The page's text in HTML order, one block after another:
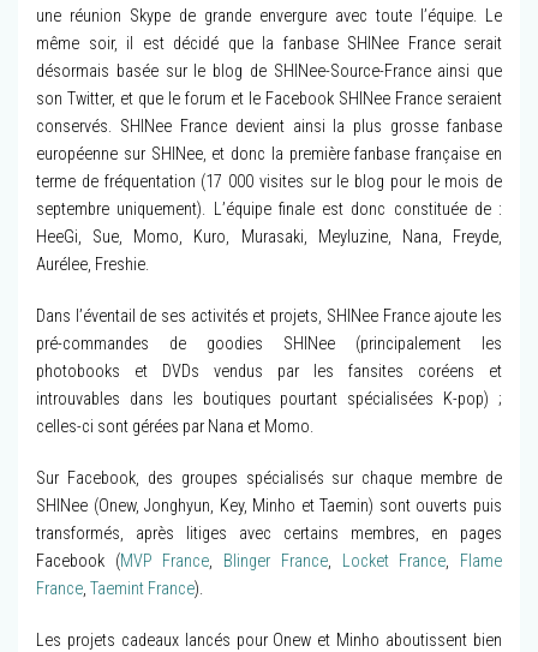
une réunion Skype de grande envergure avec toute l’équipe. Le
même soir, il est décidé que la fanbase SHINee France serait
désormais basée sur le blog de SHINee-Source-France ainsi que
son Twitter, et que le forum et le Facebook SHINee France seraient
conservés. SHINee France devient ainsi la plus grosse fanbase
européenne sur SHINee, et donc la première fanbase française en
terme de fréquentation (17 000 visites sur le blog pour le mois de
septembre uniquement). L’équipe finale est donc constituée de :
HeeGi, Sue, Momo, Kuro, Murasaki, Meyluzine, Nana, Freyde,
Aurélee, Freshie.
Dans l’éventail de ses activités et projets, SHINee France ajoute les
pré-commandes de goodies SHINee (principalement les
photobooks et DVDs vendus par les fansites coréens et
introuvables dans les boutiques pourtant spécialisées K-pop) ;
celles-ci sont gérées par Nana et Momo.
Sur Facebook, des groupes spécialisés sur chaque membre de
SHINee (Onew, Jonghyun, Key, Minho et Taemin) sont ouverts puis
transformés, après litiges avec certains membres, en pages
Facebook (MVP France, Blinger France, Locket France, Flame
France, Taemint France).
Les projets cadeaux lancés pour Onew et Minho aboutissent bien